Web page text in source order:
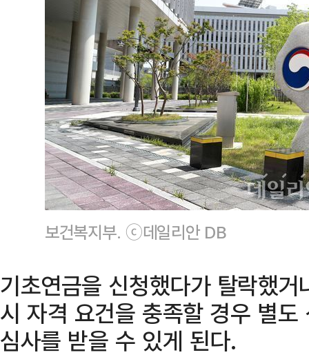
보건복지부. ⓒ데일리안 DB
기초연금을 신청했다가 탈락했
시 자격 요건을 충족할 경우 별
심사를 받을 수 있게 된다.